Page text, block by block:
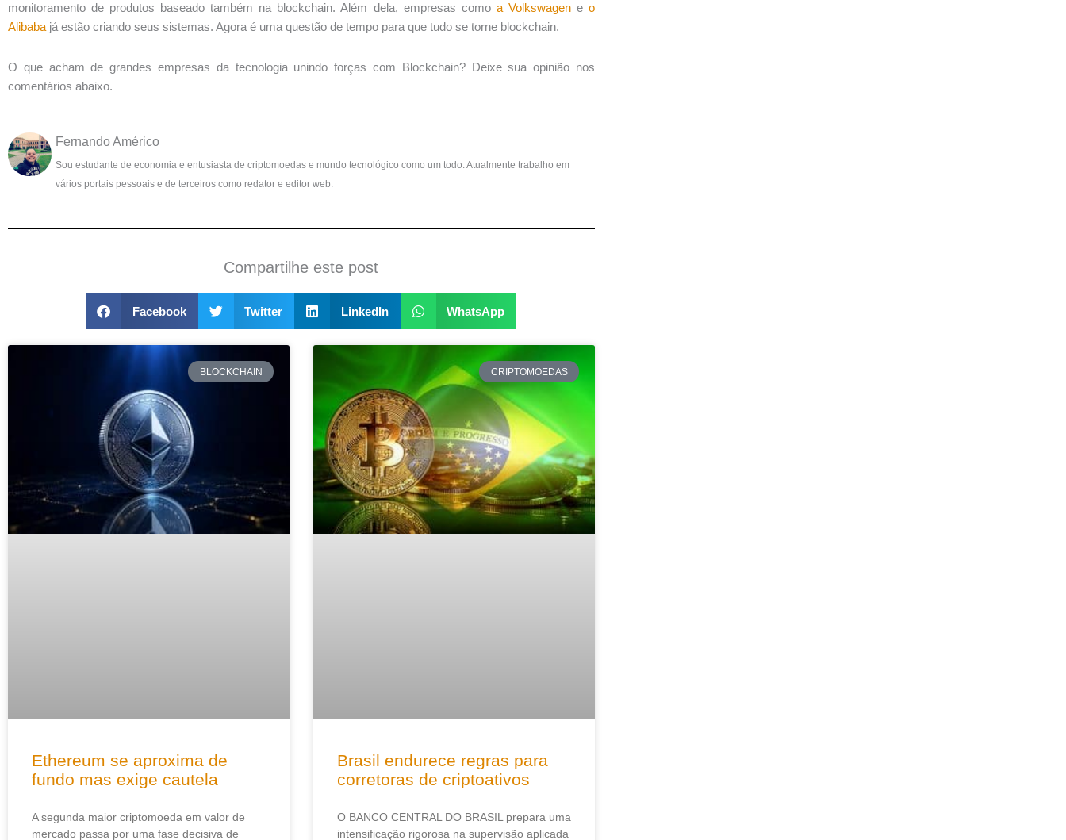
monitoramento de produtos baseado também na blockchain. Além dela, empresas comoa Volkswagene o
Alibaba já estão criando seus sistemas. Agora é uma questão de tempo para que tudo se torne blockchain.
O que acham de grandes empresas da tecnologia unindo forças com Blockchain? Deixe sua opinião nos
comentários abaixo.
Fernando Américo
Sou estudante de economia e entusiasta de criptomoedas e mundo tecnológico como um todo. Atualmente trabalho em
vários portais pessoais e de terceiros como redator e editor web.
Compartilhe este post
Facebook Twitter LinkedIn WhatsApp
BLOCKCHAIN
Ethereum se aproxima de
fundo mas exige cautela
A segunda maior criptomoeda em valor de
mercado passa por uma fase decisiva de
CRIPTOMOEDAS
Brasil endurece regras para
corretoras de criptoativos
O BANCO CENTRAL DO BRASIL prepara uma
intensificação rigorosa na supervisão aplicada